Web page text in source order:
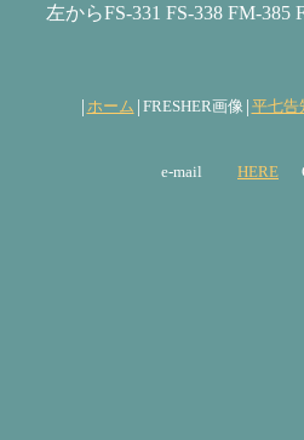
左からFS-331 FS-338 FM-385
| ホーム | FRESHER画像 | 平七告
e-mail HERE